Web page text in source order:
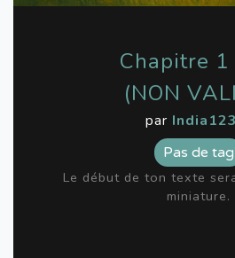
Chapitre 1
(NON
par
Pas de tag
Le début de ton texte
miniature.